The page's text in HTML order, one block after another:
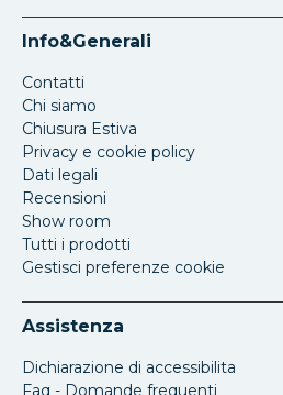
Info&Generali
Contatti
Chi siamo
Chiusura Estiva
Privacy e cookie policy
Dati legali
Recensioni
Show room
Tutti i prodotti
Gestisci preferenze cookie
Assistenza
Dichiarazione di accessibilita
Faq - Domande frequenti